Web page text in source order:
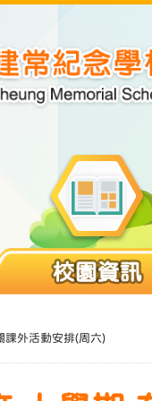
校園資訊
外活動安排(周六)